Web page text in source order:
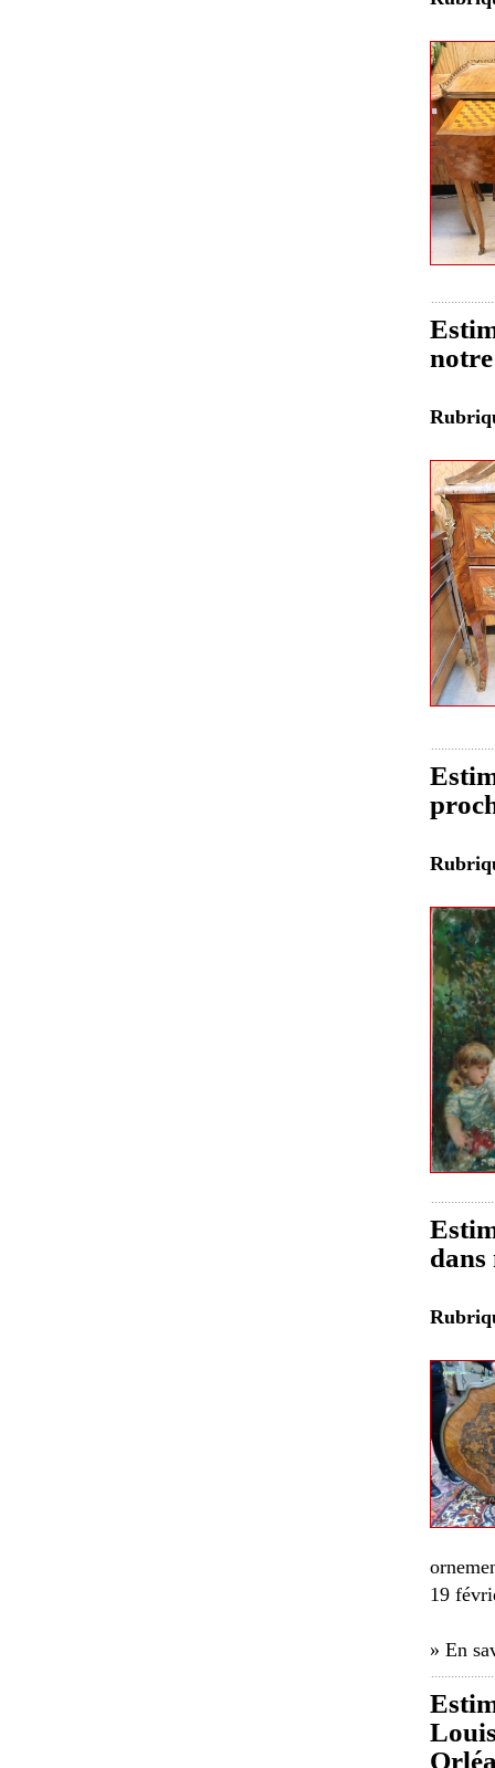
dans
19
» En